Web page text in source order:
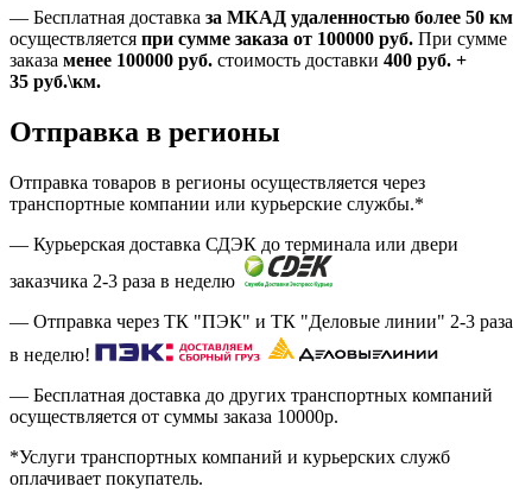
— Бесплатная доставка за МКАД удаленностью более 50 км
осуществляется при сумме заказа от 100000 руб. При сумме
заказа менее 100000 руб. стоимость доставки 400 руб. +
35 руб.\км.
Отправка в регионы
Отправка товаров в регионы осуществляется через
транспортные компании или курьерские службы.*
— Курьерская доставка СДЭК до терминала или двери
заказчика 2-3 раза в неделю
— Отправка через ТК "ПЭК" и ТК "Деловые линии" 2-3 раза
в неделю!
— Бесплатная доставка до других транспортных компаний
осуществляется от суммы заказа 10000р.
*Услуги транспортных компаний и курьерских служб
оплачивает покупатель.